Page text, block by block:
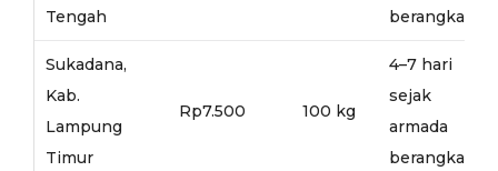
Tengah
berangkat
Sukadana,
Kab.
Lampung
Timur
Rp7.500 100 kg
4–7 hari
sejak
armada
berangkat